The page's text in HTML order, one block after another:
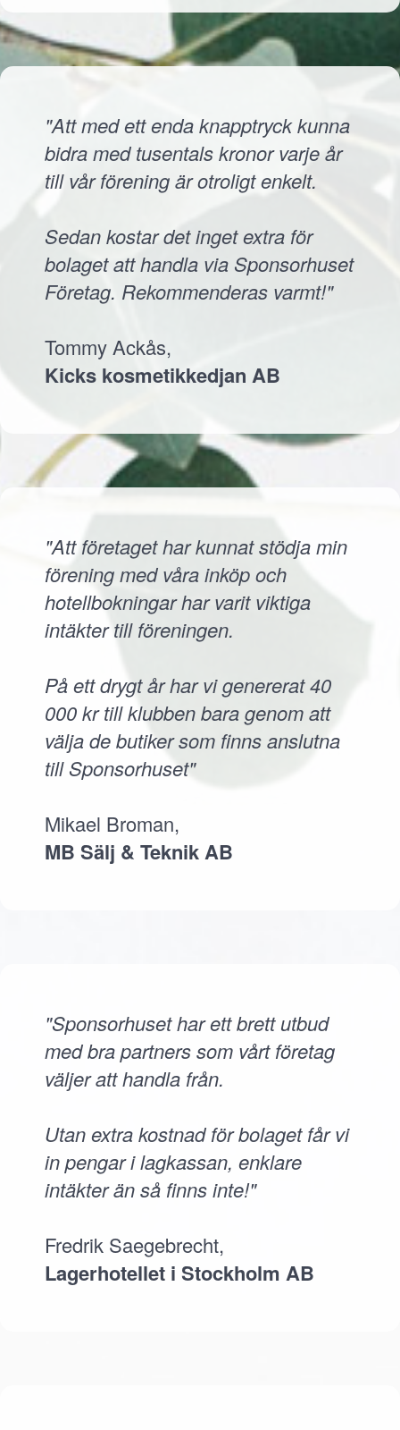
"Att med ett enda knapptryck kunna
bidra med tusentals kronor varje år
till vår förening är otroligt enkelt.
Sedan kostar det inget extra för
bolaget att handla via Sponsorhuset
Företag. Rekommenderas varmt!"
Tommy Ackås,
Kicks kosmetikkedjan AB
"Att företaget har kunnat stödja min
förening med våra inköp och
hotellbokningar har varit viktiga
intäkter till föreningen.
På ett drygt år har vi genererat 40
000 kr till klubben bara genom att
välja de butiker som finns anslutna
till Sponsorhuset"
Mikael Broman,
MB Sälj & Teknik AB
"Sponsorhuset har ett brett utbud
med bra partners som vårt företag
väljer att handla från.
Utan extra kostnad för bolaget får vi
in pengar i lagkassan, enklare
intäkter än så finns inte!"
Fredrik Saegebrecht,
Lagerhotellet i Stockholm AB